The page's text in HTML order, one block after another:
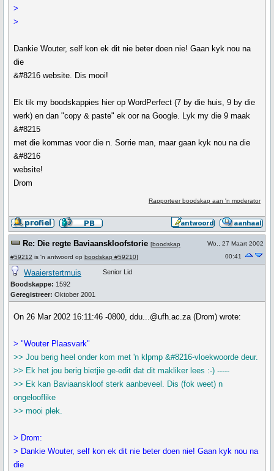
>
>
Dankie Wouter, self kon ek dit nie beter doen nie! Gaan kyk nou na
die
&#8216 website. Dis mooi!
Ek tik my boodskappies hier op WordPerfect (7 by die huis, 9 by die
werk) en dan "copy & paste" ek oor na Google. Lyk my die 9 maak
&#8215
met die kommas voor die n. Sorrie man, maar gaan kyk nou na die
&#8216
website!
Drom
Rapporteer boodskap aan 'n moderator
Re: Die regte Baviaanskloofstorie [boodskap
#59212 is 'n antwoord op boodskap #59210]
Wo., 27 Maart 2002
00:41
Waaierstertmuis
Boodskappe: 1592
Geregistreer: Oktober 2001
Senior Lid
On 26 Mar 2002 16:11:46 -0800, ddu...@ufh.ac.za (Drom) wrote:
> "Wouter Plaasvark"
>> Jou berig heel onder kom met 'n klpmp &#8216-vloekwoorde deur.
>> Ek het jou berig bietjie ge-edit dat dit makliker lees :-) -----
>> Ek kan Baviaanskloof sterk aanbeveel. Dis (fok weet) n
ongelooflike
>> mooi plek.
> Drom:
> Dankie Wouter, self kon ek dit nie beter doen nie! Gaan kyk nou na
die